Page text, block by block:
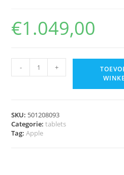
€1.049,00
- +
SKU: 501208093
Categorie:tablets
Tag:Apple